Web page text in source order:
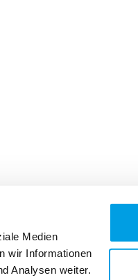
Medien
wir Informationen
Analysen weiter.